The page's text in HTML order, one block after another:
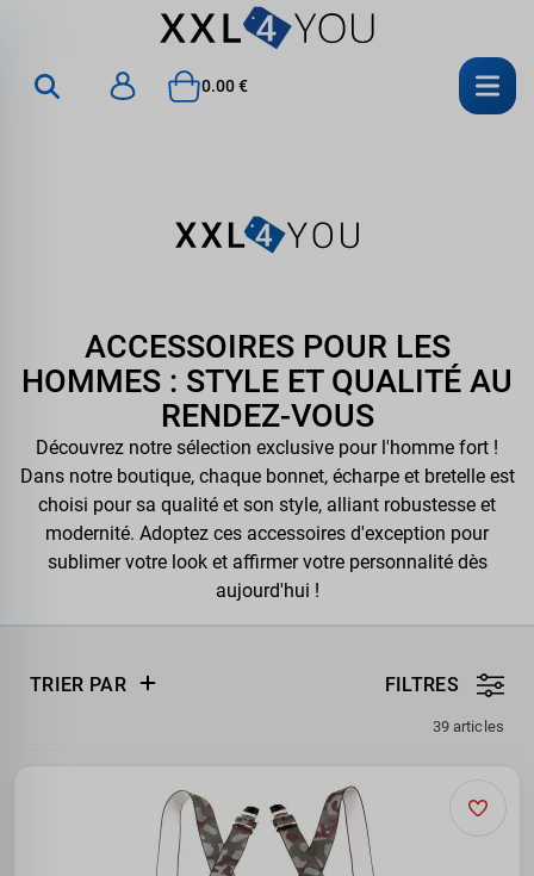
0.00 €
ACCESSOIRES POUR LES
HOMMES : STYLE ET QUALITÉ AU
RENDEZ-VOUS
Découvrez notre sélection exclusive pour l'homme fort !
Dans notre boutique, chaque bonnet, écharpe et bretelle est
choisi pour sa qualité et son style, alliant robustesse et
modernité. Adoptez ces accessoires d'exception pour
sublimer votre look et affirmer votre personnalité dès
aujourd'hui !
TRIER PAR FILTRES
39 articles